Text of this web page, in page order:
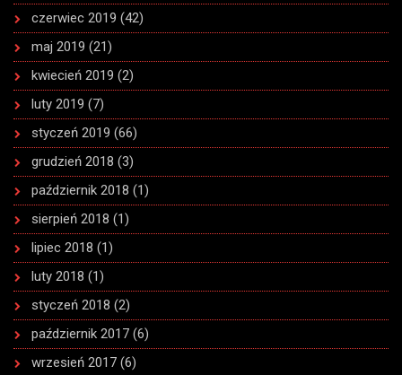
czerwiec 2019 (42)
maj 2019 (21)
kwiecień 2019 (2)
luty 2019 (7)
styczeń 2019 (66)
grudzień 2018 (3)
październik 2018 (1)
sierpień 2018 (1)
lipiec 2018 (1)
luty 2018 (1)
styczeń 2018 (2)
październik 2017 (6)
wrzesień 2017 (6)